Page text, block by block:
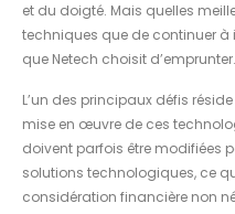
et du doigté. Mais quelles
techniques que de continuer à
que Netech choisit d’emprunter.
L’un des principaux défis
mise en œuvre de ces
doivent parfois être modifiées
solutions technologiques, ce
considération financière non